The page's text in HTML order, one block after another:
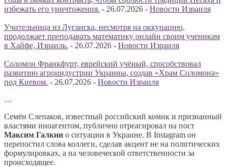
избежать его уничтожения. - 26.07.2026 - Новости Израиля
Учительница из Луганска, несмотря на оккупацию,
продолжает преподавать математику онлайн своим ученикам
в Хайфе, Израиль. - 26.07.2026 - Новости Израиля
Соломон Франкфурт, еврейский учёный, способствовал
развитию агроиндустрии Украины, создав «Храм Соломона»
под Киевом. - 26.07.2026 - Новости Израиля
…
Семён Слепаков, известный российский комик и признанный
властями иноагентом, публично отреагировал на пост
Максим Галкин о ситуации в Украине. В Instagram он
перепостил слова коллеги, сделав акцент не на политических
формулировках, а на человеческой ответственности за
происходящее.